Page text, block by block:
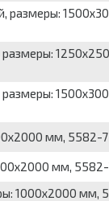
мм, 5582-
мм, 5582-
мм,